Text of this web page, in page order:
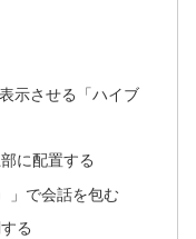
示させる「ハイブ
に配置する
」で会話を包む
る